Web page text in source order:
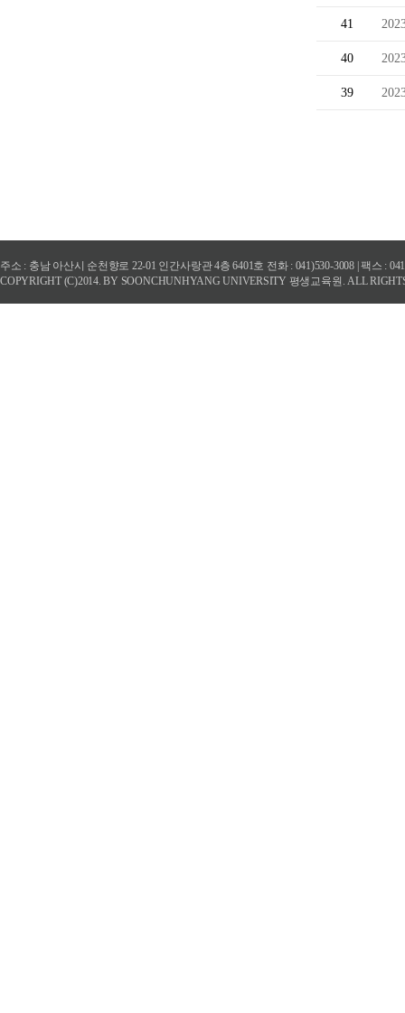
41
40
39
주소 : 충남 아산시 순천향로 22-01 인간사랑관 4층 6401호 전화 : 041)530-3008 | 팩스 :
COPYRIGHT (C)2014. BY SOONCHUNHYANG UNIVERSITY 평생교육원. ALL